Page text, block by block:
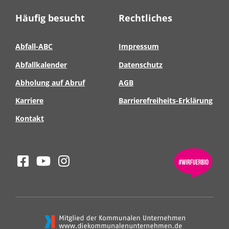
Häufig besucht
Abfall-ABC
Abfallkalender
Abholung auf Abruf
Karriere
Kontakt
Rechtliches
Impressum
Datenschutz
AGB
Barrierefreiheits-Erklärung